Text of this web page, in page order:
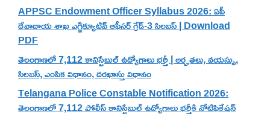
APPSC Endowment Officer Syllabus 2026: ఏపీ
దేవాదాయ శాఖ ఎగ్జిక్యూటివ్ ఆఫీసర్ గ్రేడ్-3 సిలబస్ | Download
PDF
తెలంగాణలో 7,112 కానిస్టేబుల్ ఉద్యోగాలు భర్తీ | అర్హతలు, వయస్సు,
సిలబస్, ఎంపిక విధానం, దరఖాస్తు విధానం
Telangana Police Constable Notification 2026:
తెలంగాణలో 7,112 పోలీస్ కానిస్టేబుల్ ఉద్యోగాలు భర్తీకి నోటిఫికేషన్